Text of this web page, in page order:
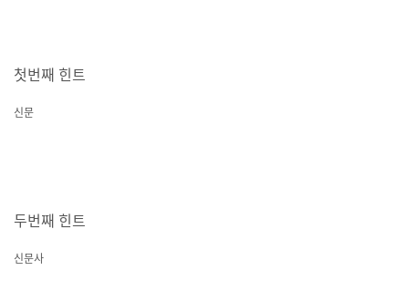
첫번째 힌트
신문
두번째 힌트
신문사